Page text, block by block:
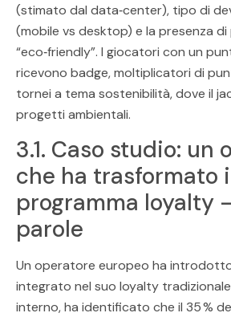
(stimato dal data‑center), tipo di
(mobile vs desktop) e la presenza
“eco‑friendly”. I giocatori con un
ricevono badge, moltiplicatori di
tornei a tema sostenibilità, dove il
progetti ambientali.
3.1. Caso studio: un
che ha trasformato
programma loyalty
parole
Un operatore europeo ha introdotto
integrato nel suo loyalty
interno, ha identificato che il 35 %